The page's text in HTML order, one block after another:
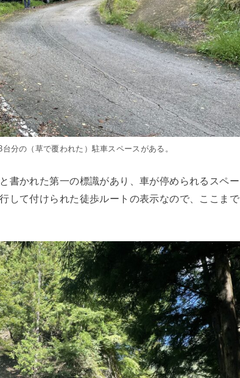
分の（草で覆われた）駐車スペースがある。
書かれた第一の標識があり、車が停められるスペー
して付けられた徒歩ルートの表示なので、ここまで